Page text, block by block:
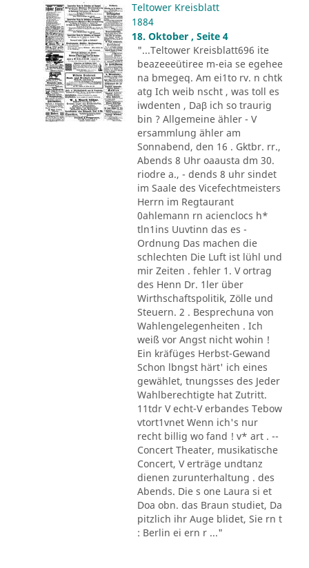
Teltower Kreisblatt
1884
18. Oktober , Seite 4
"...Teltower Kreisblatt696 ite
beazeeeütiree m-eia se egehee
na bmegeq. Am ei1to rv. n chtk
atg Ich weib nscht , was toll es
iwdenten , Daβ ich so traurig
bin ? Allgemeine ähler - V
ersammlung ähler am
Sonnabend, den 16 . Gktbr. rr.,
Abends 8 Uhr oaausta dm 30.
riodre a., - dends 8 uhr sindet
im Saale des Vicefechtmeisters
Herrn im Regtaurant
0ahlemann rn acienclocs h*
tln1ins Uuvtinn das es -
Ordnung Das machen die
schlechten Die Luft ist lühl und
mir Zeiten . fehler 1. V ortrag
des Henn Dr. 1ler über
Wirthschaftspolitik, Zölle und
Steuern. 2 . Besprechuna von
Wahlengelegenheiten . Ich
weiß vor Angst nicht wohin !
Ein kräfüges Herbst-Gewand
Schon lbngst härt' ich eines
gewählet, tnungsses des Jeder
Wahlberechtigte hat Zutritt.
11tdr V echt-V erbandes Tebow
vtort1vnet Wenn ich's nur
recht billig wo fand ! v* art . --
Concert Theater, musikatische
Concert, V erträge undtanz
dienen zurunterhaltung . des
Abends. Die s one Laura si et
Doa obn. das Braun studiet, Da
pitzlich ihr Auge blidet, Sie rn t
: Berlin ei ern r ..."